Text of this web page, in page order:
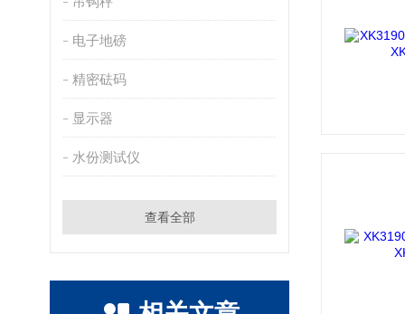
电子地磅
精密砝码
显示器
水份测试仪
查看全部